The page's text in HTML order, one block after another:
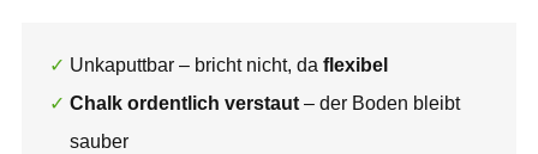
Unkaputtbar – bricht nicht, da flexibel
Chalk ordentlich verstaut– der Boden bleibt
sauber